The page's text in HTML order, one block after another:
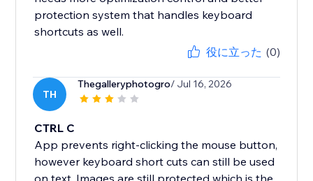
protection system that handles keyboard
shortcuts as well.
役に立った (0)
TH
Thegalleryphotogro/ Jul 16, 2026
CTRL C
App prevents right-clicking the mouse button,
however keyboard short cuts can still be used